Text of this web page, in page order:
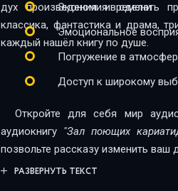
дух произведения и сделать
классика, фантастика и драма,
каждый нашёл книгу по душе.
Экономия времени
Эмоциональное
Погружение в
Доступ к широкому
Откройте для себя мир
аудиокнигу "Зал поющих
позвольте рассказу изменить ваш
РАЗВЕРНУТЬ ТЕКСТ